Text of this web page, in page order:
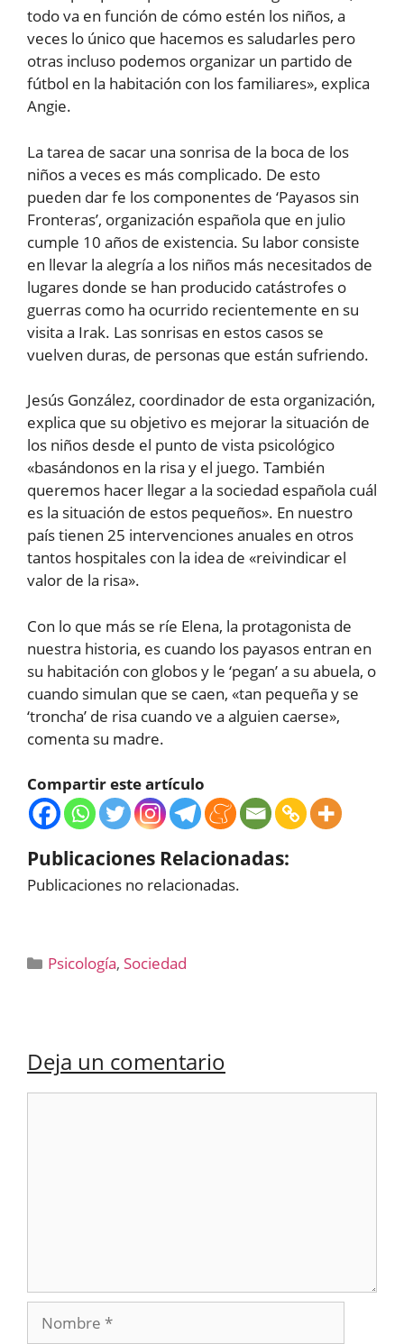
todo va en función de cómo estén los niños, a
veces lo único que hacemos es saludarles pero
otras incluso podemos organizar un partido de
fútbol en la habitación con los familiares», explica
Angie.
La tarea de sacar una sonrisa de la boca de los
niños a veces es más complicado. De esto
pueden dar fe los componentes de ‘Payasos sin
Fronteras’, organización española que en julio
cumple 10 años de existencia. Su labor consiste
en llevar la alegría a los niños más necesitados de
lugares donde se han producido catástrofes o
guerras como ha ocurrido recientemente en su
visita a Irak. Las sonrisas en estos casos se
vuelven duras, de personas que están sufriendo.
Jesús González, coordinador de esta organización,
explica que su objetivo es mejorar la situación de
los niños desde el punto de vista psicológico
«basándonos en la risa y el juego. También
queremos hacer llegar a la sociedad española cuál
es la situación de estos pequeños». En nuestro
país tienen 25 intervenciones anuales en otros
tantos hospitales con la idea de «reivindicar el
valor de la risa».
Con lo que más se ríe Elena, la protagonista de
nuestra historia, es cuando los payasos entran en
su habitación con globos y le ‘pegan’ a su abuela, o
cuando simulan que se caen, «tan pequeña y se
‘troncha’ de risa cuando ve a alguien caerse»,
comenta su madre.
Compartir este artículo
Publicaciones Relacionadas:
Publicaciones no relacionadas.
Categorías
Psicología, Sociedad
Deja un comentario
Nombre